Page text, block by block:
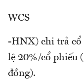
WCS
-HNX) chi trả cổ
lệ 20%/cổ phiếu
đồng).